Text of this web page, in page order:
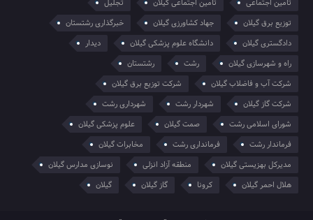
تامین اجتماعی
تامین اجتماعی گیلان
تجلیل
توزیع برق گیلان
جهاد کشاورزی گیلان
خبرگذاری رشتستان
دادگستری گیلان
دانشگاه علوم پزشکی گیلان
دیدار
راه و شهرسازی گیلان
رشت
رشتستان
شرکت آب و فاضلاب گیلان
شرکت توزیع برق گیلان
شرکت گاز گیلان
شهردار رشت
شهرداری رشت
شورای اسلامی رشت
صمت گیلان
علوم پزشکی گیلان
فرماندار رشت
فرمانداری رشت
مخابرات گیلان
مدیرکل بهزیستی گیلان
منطقه آزاد انزلی
نوسازی مدارس گیلان
هلال احمر گیلان
کرونا گاز گیلان گیلان